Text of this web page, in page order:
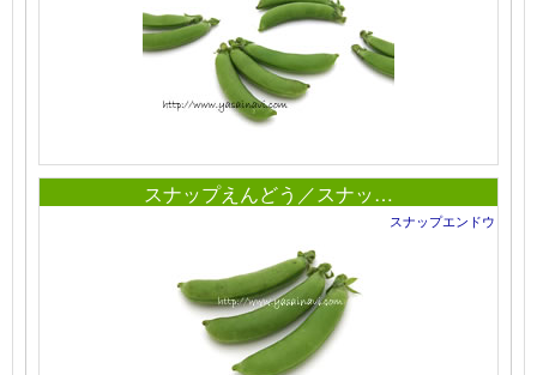
スナップえんどう／スナッ…
スナップエンドウ